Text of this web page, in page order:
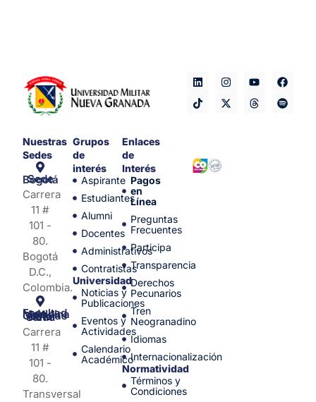
Nuestras
Sedes
Sede Bogotá
Carrera
11 #
101 -
80.
Bogotá
D.C.,
Colombia.
Facultad de Medicina y Ciencias de la Salud
Carrera
11 #
101 -
80.
Transversal
Grupos
de
interés
Aspirante
Estudiantes
Alumni
Docentes
Administrativos
Contratistas
Universidad
Noticias y
Publicaciones
Eventos y
Actividades
Calendario
Académico
Enlaces
de
Interés
Pagos
en
Línea
Preguntas
Frecuentes
Participa
Transparencia
Derechos
Pecunarios
Tren
Neogranadino
Idiomas
Internacionalización
Normatividad
Términos y
Condiciones